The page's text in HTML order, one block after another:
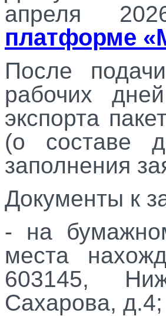
апреля
платформе
После
рабочих
экспорта
(о составе
заполнения
Документы к
- на
места
603145,
Сахарова, д.4;